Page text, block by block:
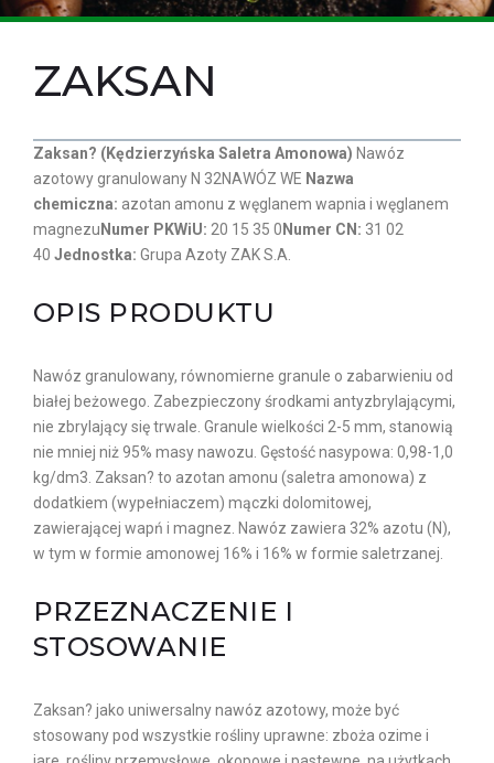
ZAKSAN
Zaksan? (Kędzierzyńska Saletra Amonowa) Nawóz
azotowy granulowany N 32NAWÓZ WE Nazwa
chemiczna: azotan amonu z węglanem wapnia i węglanem
magnezu Numer PKWiU: 20 15 35 0 Numer CN: 31 02
40 Jednostka: Grupa Azoty ZAK S.A.
OPIS PRODUKTU
Nawóz granulowany, równomierne granule o zabarwieniu od
białej beżowego. Zabezpieczony środkami antyzbrylającymi,
nie zbrylający się trwale. Granule wielkości 2-5 mm, stanowią
nie mniej niż 95% masy nawozu. Gęstość nasypowa: 0,98-1,0
kg/dm3. Zaksan? to azotan amonu (saletra amonowa) z
dodatkiem (wypełniaczem) mączki dolomitowej,
zawierającej wapń i magnez. Nawóz zawiera 32% azotu (N),
w tym w formie amonowej 16% i 16% w formie saletrzanej.
PRZEZNACZENIE I
STOSOWANIE
Zaksan? jako uniwersalny nawóz azotowy, może być
stosowany pod wszystkie rośliny uprawne: zboża ozime i